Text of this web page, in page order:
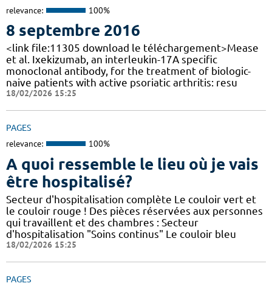
relevance: 100%
8 septembre 2016
<link file:11305 download le téléchargement>Mease
et al. Ixekizumab, an interleukin-17A specific
monoclonal antibody, for the treatment of biologic-
naive patients with active psoriatic arthritis: resu
18/02/2026 15:25
PAGES
relevance: 100%
A quoi ressemble le lieu où je vais
être hospitalisé?
Secteur d'hospitalisation complète Le couloir vert et
le couloir rouge ! Des pièces réservées aux personnes
qui travaillent et des chambres : Secteur
d'hospitalisation "Soins continus" Le couloir bleu
18/02/2026 15:25
PAGES